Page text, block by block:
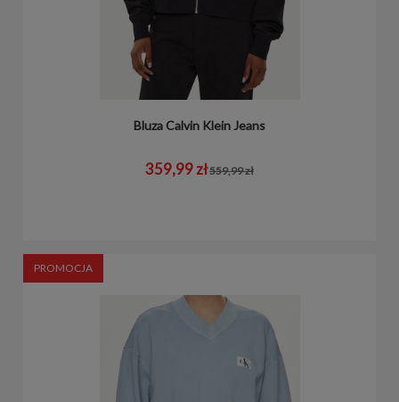
Bluza Calvin Klein Jeans
359,99 zł559,99 zł
PROMOCJA